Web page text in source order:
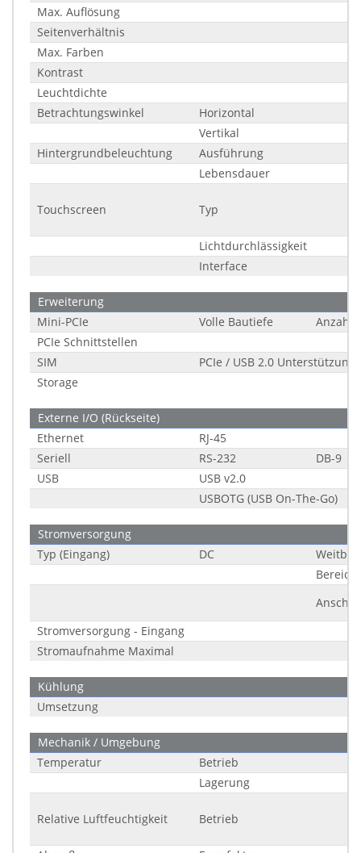
Max. Auflösung
Seitenverhältnis
Max. Farben
Kontrast
Leuchtdichte
Betrachtungswinkel
Horizontal
Vertikal
Hintergrundbeleuchtung
Ausführung
Lebensdauer
Touchscreen Typ
Lichtdurchlässigkeit
Interface
Erweiterung
Mini-PCIe
Volle Bautiefe
Anzahl
PCIe Schnittstellen
SIM
PCIe / USB 2.0 Unterstützung
Storage
Externe I/O (Rückseite)
Ethernet
RJ-45
Seriell
RS-232
DB-9
USB
USB v2.0
USBOTG (USB On-The-Go)
Stromversorgung
Typ (Eingang)
DC
Bereich
Stromversorgung - Eingang
Stromaufnahme Maximal
Kühlung
Umsetzung
Mechanik / Umgebung
Temperatur
Betrieb
Lagerung
Relative Luftfeuchtigkeit Betrieb